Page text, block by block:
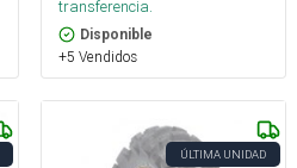
transferencia.
Disponible
+5 Vendidos
ÚLTIMA UNIDAD